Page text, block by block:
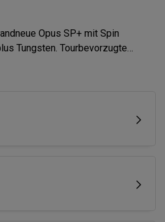
Opus SP+ mit Spin
Tungsten. Tourbevorzugte
höheren Schwerpunkt für mehr